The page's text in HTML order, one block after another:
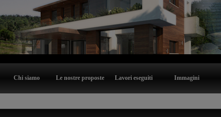
Chi siamo Le nostre proposte Lavori eseguiti Immagini